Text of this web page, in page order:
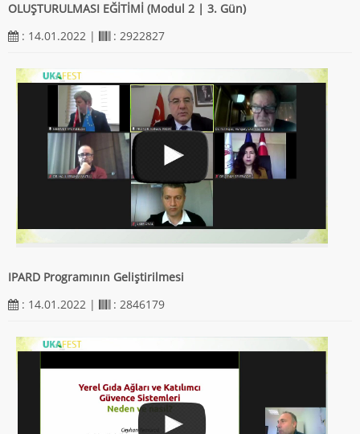
OLUŞTURULMASI EĞİTİMİ (Modul 2 | 3. Gün)
: 14.01.2022 |
: 2922827
IPARD Programının Geliştirilmesi
: 14.01.2022 |
: 2846179